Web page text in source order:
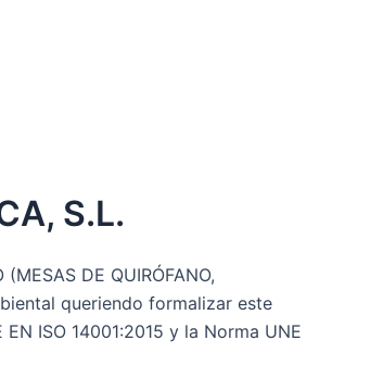
S.L.
DE QUIRÓFANO,
queriendo formalizar este
ISO 14001:2015 y la Norma UNE